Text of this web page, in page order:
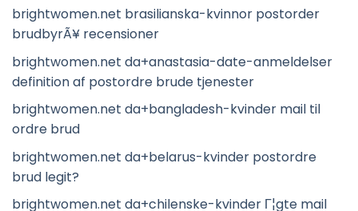
brightwomen.net brasilianska-kvinnor postorder
brudbyrÃ¥ recensioner
brightwomen.net da+anastasia-date-anmeldelser
definition af postordre brude tjenester
brightwomen.net da+bangladesh-kvinder mail til
ordre brud
brightwomen.net da+belarus-kvinder postordre
brud legit?
brightwomen.net da+chilenske-kvinder Г¦gte mail